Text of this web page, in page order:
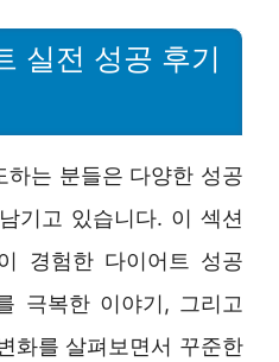
실전 성공 후기
하는 분들은 다양한 성공
기고 있습니다. 이 섹션
경험한 다이어트 성공
극복한 이야기, 그리고
화를 살펴보면서 꾸준한